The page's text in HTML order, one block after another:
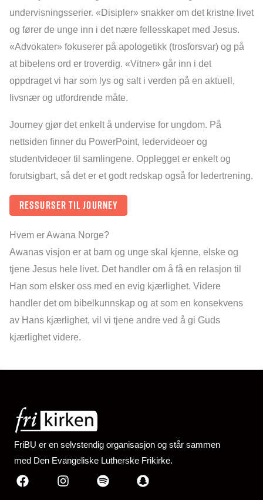
undervisningsserier. «Disipler» snakker om det kristne livet
og fører de unge inn i det nære fellesskapet med Jesus.
«Advokater» fokuserer på apologetikk (trosforsvar) og på
at bibelens ord er troverdig. «Vitner» går inn i det
oppdraget vi har som lys og salt i verden på en aktuell,
livsnær og utfordrende måte.
Journey gjør det enkelt å undervise for ungdom. På
nettsiden finner du PowerPoint, ledervideoer og
studentvideoer til samlingene. Opplegget er enkelt og
forutsigbart, så det er et godt redskap også for ledertrening.
Ressurser til journey
Hvem er Awana Norge?
Awanas visjon er at barn og unge skal kjenne, elske og
tjene Jesus hele livet. Det handler om å få en relasjon til
Han som elsker oss med en evig kjærlighet. Videre
handler det om bibelkunnskap og at som en konsekvens
av Hans kjærlighet, vil vi tjene andre ved å gi Guds
kjærlighet videre.
FriBU er en selvstendig organisasjon og står sammen
med Den Evangeliske Lutherske Frikirke.
FacebookInstagramSpotifySnapchat